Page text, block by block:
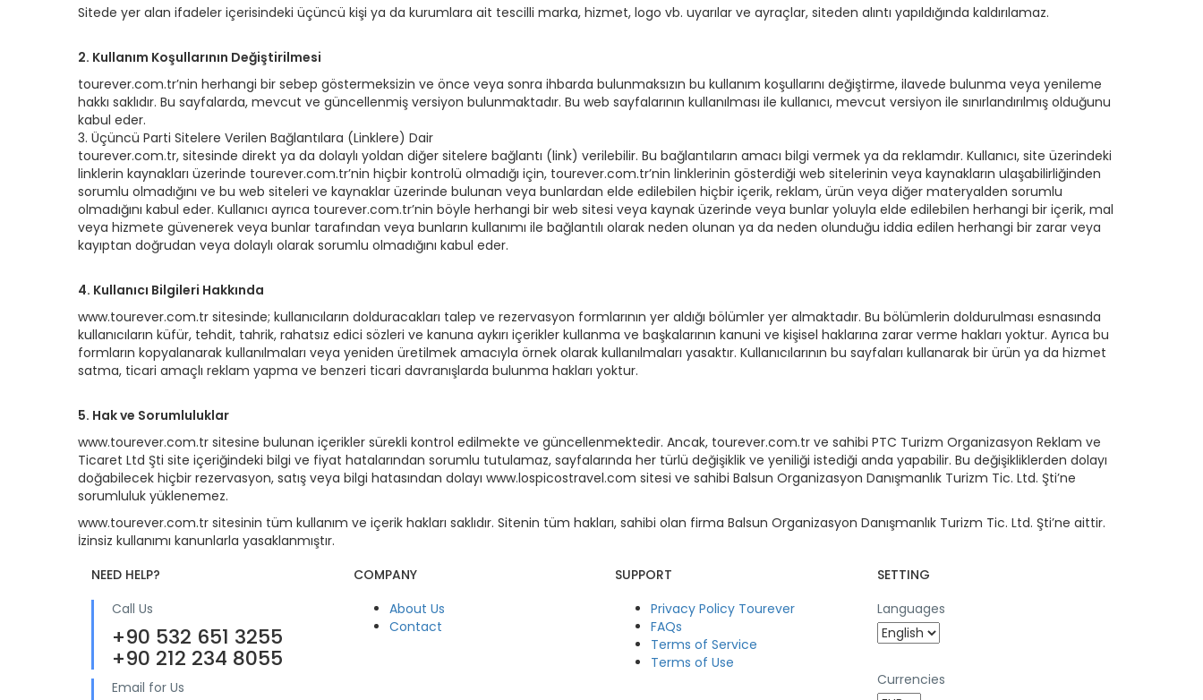
Sitede yer alan ifadeler içerisindeki üçüncü kişi ya da kurumlara ait tescilli marka, hizmet, logo vb. uyarılar ve ayraçlar, siteden alıntı yapıldığında kaldırılamaz.
2. Kullanım Koşullarının Değiştirilmesi
tourever.com.tr’nin herhangi bir sebep göstermeksizin ve önce veya sonra ihbarda bulunmaksızın bu kullanım koşullarını değiştirme, ilavede bulunma veya yenileme
hakkı saklıdır. Bu sayfalarda, mevcut ve güncellenmiş versiyon bulunmaktadır. Bu web sayfalarının kullanılması ile kullanıcı, mevcut versiyon ile sınırlandırılmış olduğunu
kabul eder.
3. Üçüncü Parti Sitelere Verilen Bağlantılara (Linklere) Dair
tourever.com.tr, sitesinde direkt ya da dolaylı yoldan diğer sitelere bağlantı (link) verilebilir. Bu bağlantıların amacı bilgi vermek ya da reklamdır. Kullanıcı, site üzerindeki
linklerin kaynakları üzerinde tourever.com.tr’nin hiçbir kontrolü olmadığı için, tourever.com.tr’nin linklerinin gösterdiği web sitelerinin veya kaynakların ulaşabilirliğinden
sorumlu olmadığını ve bu web siteleri ve kaynaklar üzerinde bulunan veya bunlardan elde edilebilen hiçbir içerik, reklam, ürün veya diğer materyalden sorumlu
olmadığını kabul eder. Kullanıcı ayrıca tourever.com.tr’nin böyle herhangi bir web sitesi veya kaynak üzerinde veya bunlar yoluyla elde edilebilen herhangi bir içerik, mal
veya hizmete güvenerek veya bunlar tarafından veya bunların kullanımı ile bağlantılı olarak neden olunan ya da neden olunduğu iddia edilen herhangi bir zarar veya
kayıptan doğrudan veya dolaylı olarak sorumlu olmadığını kabul eder.
4. Kullanıcı Bilgileri Hakkında
www.tourever.com.tr sitesinde; kullanıcıların dolduracakları talep ve rezervasyon formlarının yer aldığı bölümler yer almaktadır. Bu bölümlerin doldurulması esnasında
kullanıcıların küfür, tehdit, tahrik, rahatsız edici sözleri ve kanuna aykırı içerikler kullanma ve başkalarının kanuni ve kişisel haklarına zarar verme hakları yoktur. Ayrıca bu
formların kopyalanarak kullanılmaları veya yeniden üretilmek amacıyla örnek olarak kullanılmaları yasaktır. Kullanıcılarının bu sayfaları kullanarak bir ürün ya da hizmet
satma, ticari amaçlı reklam yapma ve benzeri ticari davranışlarda bulunma hakları yoktur.
5. Hak ve Sorumluluklar
www.tourever.com.tr sitesine bulunan içerikler sürekli kontrol edilmekte ve güncellenmektedir. Ancak, tourever.com.tr ve sahibi PTC Turizm Organizasyon Reklam ve
Ticaret Ltd Şti site içeriğindeki bilgi ve fiyat hatalarından sorumlu tutulamaz, sayfalarında her türlü değişiklik ve yeniliği istediği anda yapabilir. Bu değişikliklerden dolayı
doğabilecek hiçbir rezervasyon, satış veya bilgi hatasından dolayı www.lospicostravel.com sitesi ve sahibi Balsun Organizasyon Danışmanlık Turizm Tic. Ltd. Şti’ne
sorumluluk yüklenemez.
www.tourever.com.tr sitesinin tüm kullanım ve içerik hakları saklıdır. Sitenin tüm hakları, sahibi olan firma Balsun Organizasyon Danışmanlık Turizm Tic. Ltd. Şti’ne aittir.
İzinsiz kullanımı kanunlarla yasaklanmıştır.
NEED HELP?
Call Us
+90 532 651 3255
+90 212 234 8055
Email for Us
COMPANY
About Us
Contact
SUPPORT
Privacy Policy Tourever
FAQs
Terms of Service
Terms of Use
SETTING
Languages
Currencies